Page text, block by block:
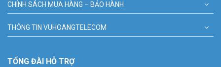
CHÍNH SÁCH MUA HÀNG – BẢO HÀNH
THÔNG TIN VUHOANGTELECOM
TỔNG ĐÀI HỖ TRỢ